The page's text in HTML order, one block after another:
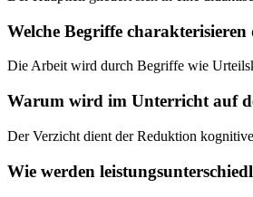
Welche Begriffe charakterisieren
Die Arbeit wird durch Begriffe wie
Warum wird im Unterricht auf
Der Verzicht dient der Reduktion
Wie werden